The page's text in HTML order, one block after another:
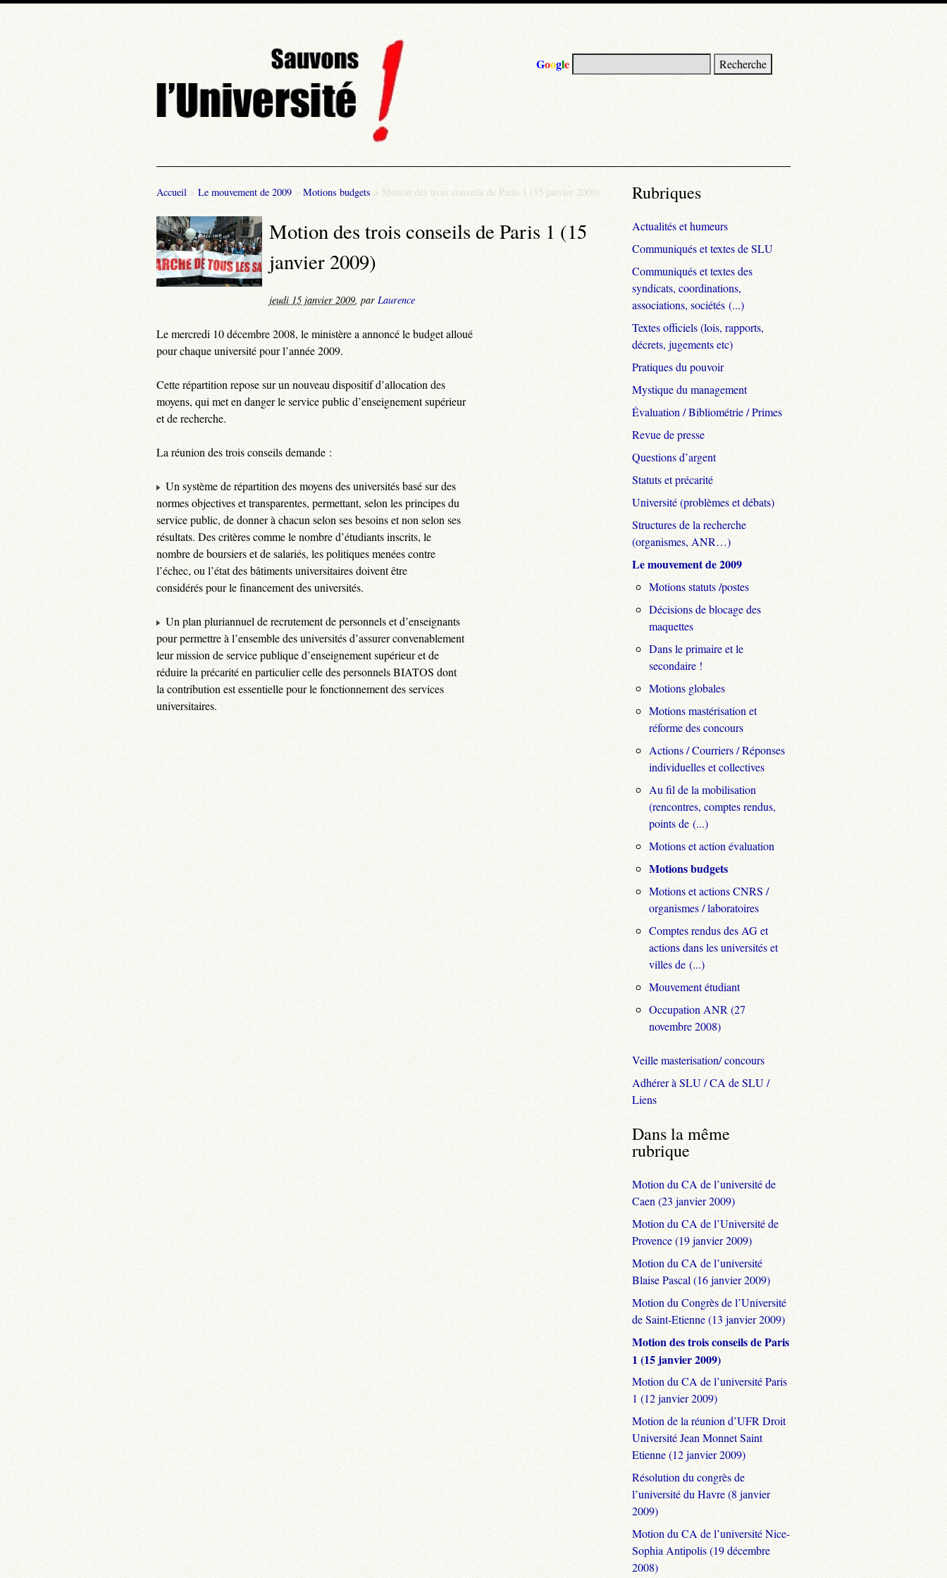
Accueil > Le mouvement de 2009 > Motions budgets > Motion des trois conseils de Paris 1 (15 janvier 2009)
Motion des trois conseils de Paris 1 (15
janvier 2009)
jeudi 15 janvier 2009, par Laurence
Le mercredi 10 décembre 2008, le ministère a annoncé le budget alloué
pour chaque université pour l’année 2009.
Cette répartition repose sur un nouveau dispositif d’allocation des
moyens, qui met en danger le service public d’enseignement supérieur
et de recherche.
La réunion des trois conseils demande :
Un système de répartition des moyens des universités basé sur des
normes objectives et transparentes, permettant, selon les principes du
service public, de donner à chacun selon ses besoins et non selon ses
résultats. Des critères comme le nombre d’étudiants inscrits, le
nombre de boursiers et de salariés, les politiques menées contre
l’échec, ou l’état des bâtiments universitaires doivent être
considérés pour le financement des universités.
Un plan pluriannuel de recrutement de personnels et d’enseignants
pour permettre à l’ensemble des universités d’assurer convenablement
leur mission de service publique d’enseignement supérieur et de
réduire la précarité en particulier celle des personnels BIATOS dont
la contribution est essentielle pour le fonctionnement des services
universitaires.
Rubriques
Actualités et humeurs
Communiqués et textes de SLU
Communiqués et textes des
syndicats, coordinations,
associations, sociétés (...)
Textes officiels (lois, rapports,
décrets, jugements etc)
Pratiques du pouvoir
Mystique du management
Évaluation / Bibliométrie / Primes
Revue de presse
Questions d’argent
Statuts et précarité
Université (problèmes et débats)
Structures de la recherche
(organismes, ANR…)
Le mouvement de 2009
Motions statuts /postes
Décisions de blocage des
maquettes
Dans le primaire et le
secondaire !
Motions globales
Motions mastérisation et
réforme des concours
Actions / Courriers / Réponses
individuelles et collectives
Au fil de la mobilisation
(rencontres, comptes rendus,
points de (...)
Motions et action évaluation
Motions budgets
Motions et actions CNRS /
organismes / laboratoires
Comptes rendus des AG et
actions dans les universités et
villes de (...)
Mouvement étudiant
Occupation ANR (27
novembre 2008)
Veille masterisation/ concours
Adhérer à SLU / CA de SLU /
Liens
Google
Dans la même
rubrique
Motion du CA de l’université de
Caen (23 janvier 2009)
Motion du CA de l’Université de
Provence (19 janvier 2009)
Motion du CA de l’université
Blaise Pascal (16 janvier 2009)
Motion du Congrès de l’Université
de Saint-Etienne (13 janvier 2009)
Motion des trois conseils de Paris
1 (15 janvier 2009)
Motion du CA de l’université Paris
1 (12 janvier 2009)
Motion de la réunion d’UFR Droit
Université Jean Monnet Saint
Etienne (12 janvier 2009)
Résolution du congrès de
l’université du Havre (8 janvier
2009)
Motion du CA de l’université Nice-
Sophia Antipolis (19 décembre
2008)